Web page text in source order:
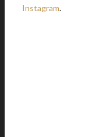
Instagram.